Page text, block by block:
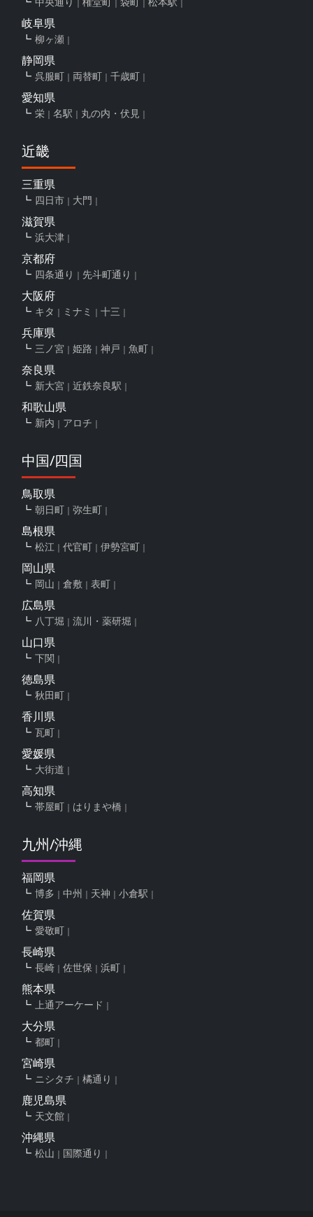
岐阜県
柳ヶ瀬
静岡県
呉服町 両替町 千歳町
愛知県
栄 名駅 丸の内・伏見
近畿
三重県
四日市 大門
滋賀県
浜大津
京都府
四条通り 先斗町通り
大阪府
キタ ミナミ 十三
兵庫県
三ノ宮 姫路 神戸 魚町
奈良県
新大宮 近鉄奈良駅
和歌山県
新内 アロチ
中国/四国
鳥取県
朝日町 弥生町
島根県
松江 代官町 伊勢宮町
岡山県
岡山 倉敷 表町
広島県
八丁堀 流川・薬研堀
山口県
下関
徳島県
秋田町
香川県
瓦町
愛媛県
大街道
高知県
帯屋町 はりまや橋
九州/沖縄
福岡県
博多 中州 天神 小倉駅
佐賀県
愛敬町
長崎県
長崎 佐世保 浜町
熊本県
上通アーケード
大分県
都町
宮崎県
ニシタチ 橘通り
鹿児島県
天文館
沖縄県
松山 国際通り